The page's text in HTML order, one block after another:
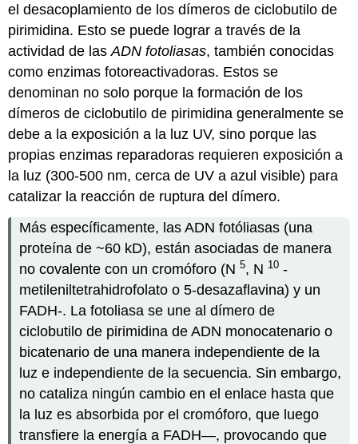
el desacoplamiento de los dímeros de ciclobutilo de
pirimidina. Esto se puede lograr a través de la
actividad de lasADN fotoliasas, también conocidas
como enzimas fotoreactivadoras. Estos se
denominan no solo porque la formación de los
dímeros de ciclobutilo de pirimidina generalmente se
debe a la exposición a la luz UV, sino porque las
propias enzimas reparadoras requieren exposición a
la luz (300-500 nm, cerca de UV a azul visible) para
catalizar la reacción de ruptura del dímero.
Más específicamente, las ADN fotóliasas (una
proteína de ~60 kD), están asociadas de manera
no covalente con un cromóforo (N5, N 10 -
metileniltetrahidrofolato o 5-desazaflavina) y un
FADH-. La fotoliasa se une al dímero de
ciclobutilo de pirimidina de ADN monocatenario o
bicatenario de una manera independiente de la
luz e independiente de la secuencia. Sin embargo,
no cataliza ningún cambio en el enlace hasta que
la luz es absorbida por el cromóforo, que luego
transfiere la energía a FADH—, provocando que